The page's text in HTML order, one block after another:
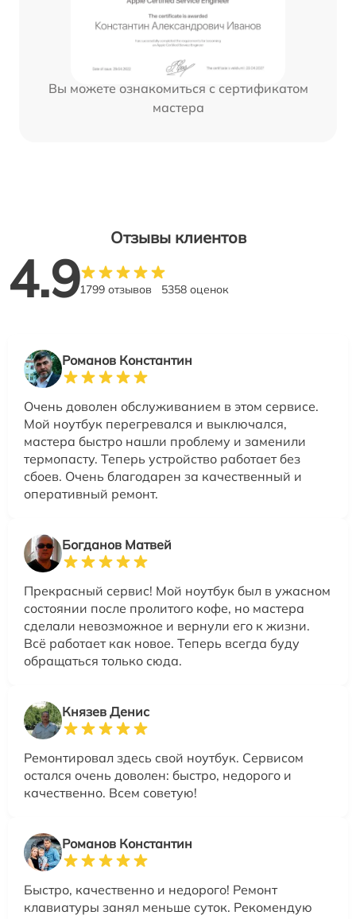
Вы можете ознакомиться с сертификатом
мастера
Отзывы клиентов
4.91799 отзывов 5358 оценок
Романов Константин
Очень доволен обслуживанием в этом сервисе.
Мой ноутбук перегревался и выключался,
мастера быстро нашли проблему и заменили
термопасту. Теперь устройство работает без
сбоев. Очень благодарен за качественный и
оперативный ремонт.
Богданов Матвей
Прекрасный сервис! Мой ноутбук был в ужасном
состоянии после пролитого кофе, но мастера
сделали невозможное и вернули его к жизни.
Всё работает как новое. Теперь всегда буду
обращаться только сюда.
Князев Денис
Ремонтировал здесь свой ноутбук. Сервисом
остался очень доволен: быстро, недорого и
качественно. Всем советую!
Романов Константин
Быстро, качественно и недорого! Ремонт
клавиатуры занял меньше суток. Рекомендую